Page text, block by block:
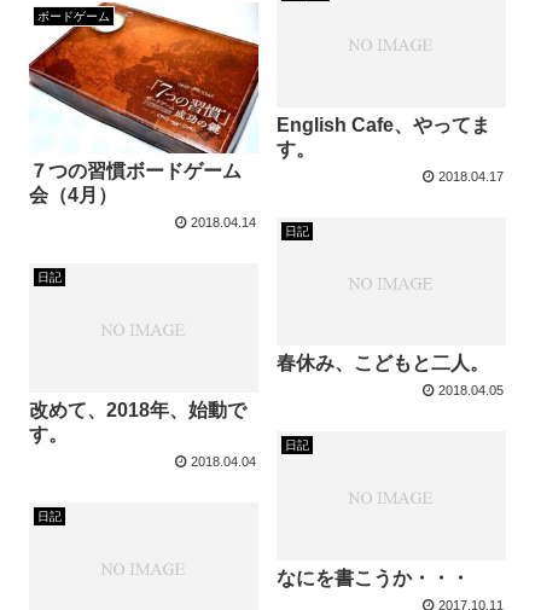
English Cafe、やってま
す。
2018.04.17
ボードゲーム
７つの習慣ボードゲーム
会（4月）
2018.04.14
日記
春休み、こどもと二人。
2018.04.05
日記
改めて、2018年、始動で
す。
2018.04.04
日記
なにを書こうか・・・
2017.10.11
日記